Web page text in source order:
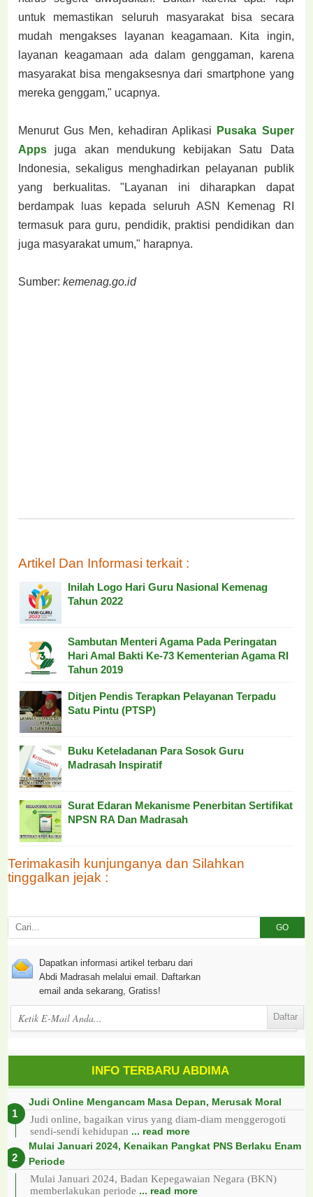
untuk memastikan seluruh masyarakat bisa secara
mudah mengakses layanan keagamaan. Kita ingin,
layanan keagamaan ada dalam genggaman, karena
masyarakat bisa mengaksesnya dari smartphone yang
mereka genggam," ucapnya.
Menurut Gus Men, kehadiran Aplikasi
Pusaka Super
Apps juga akan mendukung kebijakan Satu Data
Indonesia, sekaligus menghadirkan pelayanan publik
yang berkualitas. "Layanan ini diharapkan dapat
berdampak luas kepada seluruh ASN Kemenag RI
termasuk para guru, pendidik, praktisi pendidikan dan
juga masyarakat umum," harapnya.
Sumber:kemenag.go.id
Artikel Dan Informasi terkait :
Inilah Logo Hari Guru Nasional Kemenag
Tahun 2022
Sambutan Menteri Agama Pada Peringatan
Hari Amal Bakti Ke-73 Kementerian Agama RI
Tahun 2019
Ditjen Pendis Terapkan Pelayanan Terpadu
Satu Pintu (PTSP)
Buku Keteladanan Para Sosok Guru
Madrasah Inspiratif
Surat Edaran Mekanisme Penerbitan Sertifikat
NPSN RA Dan Madrasah
Terimakasih kunjunganya dan Silahkan
tinggalkan jejak :
GO
Dapatkan informasi artikel terbaru dari
Abdi Madrasah melalui email. Daftarkan
email anda sekarang, Gratiss!
INFO TERBARU ABDIMA
Judi Online Mengancam Masa Depan, Merusak Moral
Judi online, bagaikan virus yang diam-diam menggerogoti
sendi-sendi kehidupan ... read more
Mulai Januari 2024, Kenaikan Pangkat PNS Berlaku Enam
Periode
Mulai Januari 2024, Badan Kepegawaian Negara (BKN)
memberlakukan periode ... read more